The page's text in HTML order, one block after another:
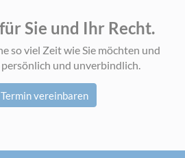
Sie und Ihr Recht.
so viel Zeit wie Sie möchten und
persönlich und unverbindlich.
vereinbaren